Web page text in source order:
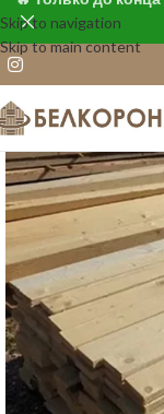
Skip to navigation
Skip to main content